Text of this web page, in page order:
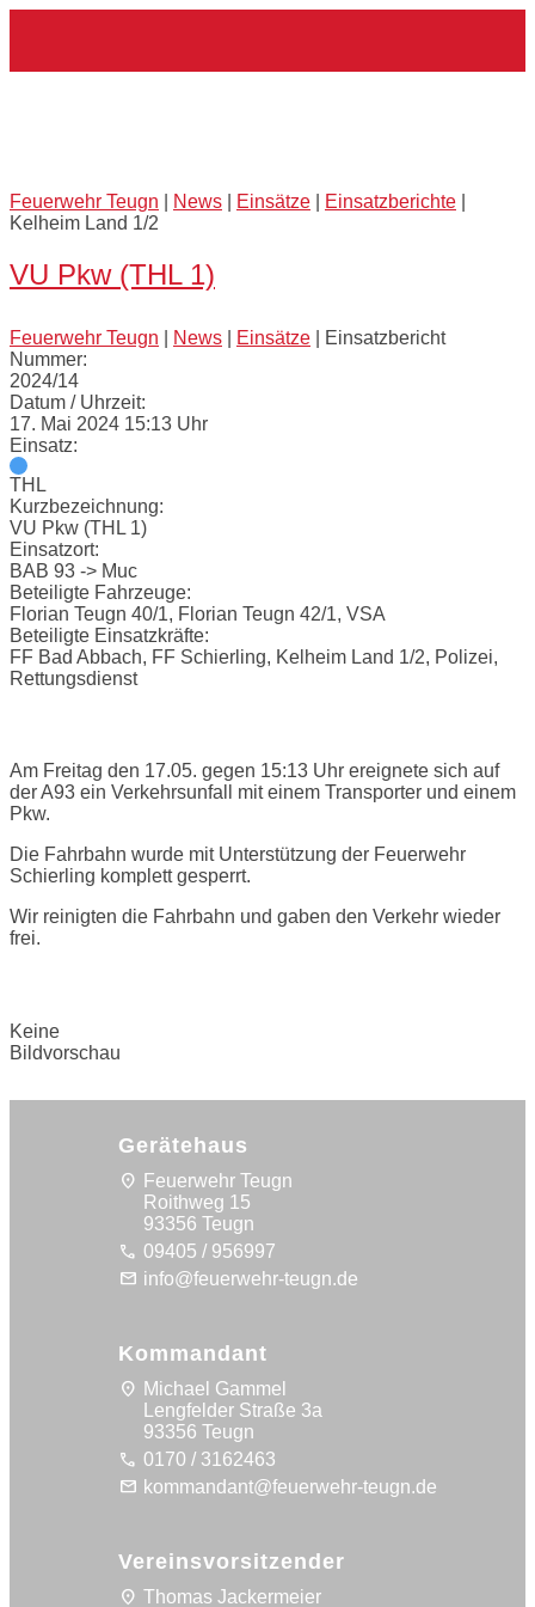
Feuerwehr Teugn News Einsätze Einsatzberichte
Kelheim Land 1/2
VU Pkw (THL 1)
Feuerwehr Teugn News Einsätze
Einsatzbericht
Nummer:
2024/14
Datum / Uhrzeit:
17. Mai 2024 15:13 Uhr
Einsatz:
THL
Kurzbezeichnung:
VU Pkw (THL 1)
Einsatzort:
BAB 93 -> Muc
Beteiligte Fahrzeuge:
Florian Teugn 40/1, Florian Teugn 42/1, VSA
Beteiligte Einsatzkräfte:
FF Bad Abbach, FF Schierling, Kelheim Land 1/2, Polizei,
Rettungsdienst
Am Freitag den 17.05. gegen 15:13 Uhr ereignete sich auf
der A93 ein Verkehrsunfall mit einem Transporter und einem
Pkw.
Die Fahrbahn wurde mit Unterstützung der Feuerwehr
Schierling komplett gesperrt.
Wir reinigten die Fahrbahn und gaben den Verkehr wieder
frei.
Keine
Bildvorschau
Gerätehaus
location_on Feuerwehr Teugn
Roithweg 15
93356 Teugn
call 09405 / 956997
mail info@feuerwehr-teugn.de
Kommandant
location_on Michael Gammel
Lengfelder Straße 3a
93356 Teugn
call 0170 / 3162463
mail kommandant@feuerwehr-teugn.de
Vereinsvorsitzender
location_on Thomas Jackermeier